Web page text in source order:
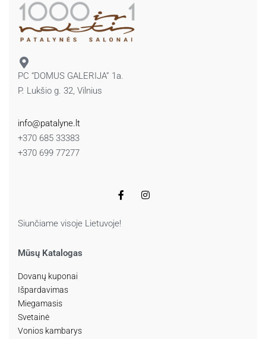
PC “DOMUS GALERIJA” 1a.
P. Lukšio g. 32, Vilnius
info@patalyne.lt
+370 685 33383
+370 699 77277
Siunčiame visoje Lietuvoje!
Mūsų Katalogas
Dovanų kuponai
Išpardavimas
Miegamasis
Svetainė
Vonios kambarys